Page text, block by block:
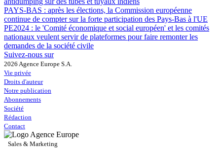
PAYS-BAS : après les élections, la Commission européenne
continue de compter sur la forte participation des Pays-Bas à l'UE
PE2024 : le 'Comité économique et social européen' et les comités
nationaux veulent servir de plateformes pour faire remonter les
demandes de la société civile
Suivez-nous sur
2026 Agence Europe S.A.
Vie privée
Droits d'auteur
Notre publication
Abonnements
Société
Rédaction
Contact
Sales & Marketing